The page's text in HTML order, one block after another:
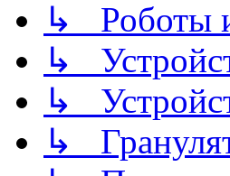
↳ Роботы и
↳
↳
↳